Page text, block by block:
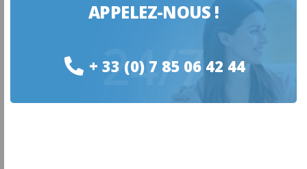
APPELEZ-NOUS !
+ 33 (0) 7 85 06 42 44
24/7